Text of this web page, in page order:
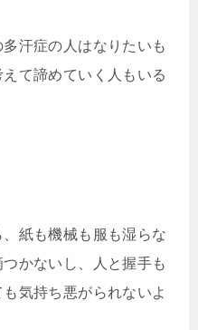
汗症の人はなりたいも
て諦めていく人もいる
紙も機械も服も湿らな
かないし、人と握手も
気持ち悪がられないよ